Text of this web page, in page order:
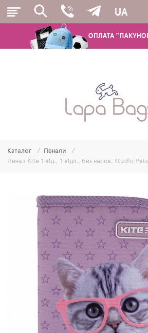
ОПЛАТА
UA
ШКІЛЬНІ РЮКЗАКИ ТА РАНЦІ
МОЛОДІЖНІ РЮКЗАКИ
МІШКИ ДЛЯ ВЗУТТЯ
ПЛЯШКИ ДЛЯ ВОДИ
SCHOOL STANDARD
РОЗПРОДАЖ
Каталог
Пенали
Пенал Kite 1 від., 1 відп., без напов. Studio Pets